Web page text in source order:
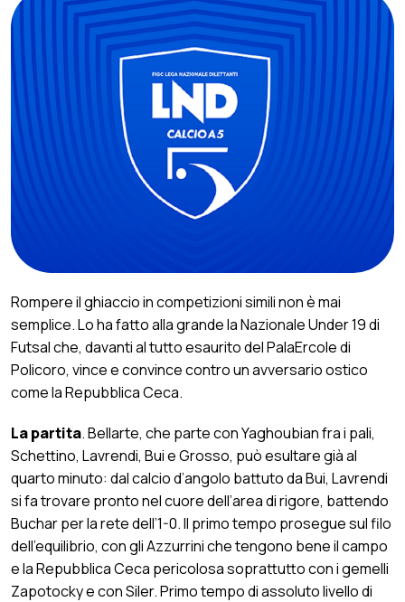
Rompere il ghiaccio in competizioni simili non è mai
semplice. Lo ha fatto alla grande la Nazionale Under 19 di
Futsal che, davanti al tutto esaurito del PalaErcole di
Policoro, vince e convince contro un avversario ostico
come la Repubblica Ceca.
La partita. Bellarte, che parte con Yaghoubian fra i pali,
Schettino, Lavrendi, Bui e Grosso, può esultare già al
quarto minuto: dal calcio d’angolo battuto da Bui, Lavrendi
si fa trovare pronto nel cuore dell’area di rigore, battendo
Buchar per la rete dell’1-0. Il primo tempo prosegue sul filo
dell’equilibrio, con gli Azzurrini che tengono bene il campo
e la Repubblica Ceca pericolosa soprattutto con i gemelli
Zapotocky e con Siler. Primo tempo di assoluto livello di